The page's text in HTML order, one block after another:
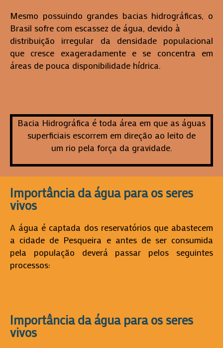
Mesmo possuindo grandes bacias hidrográficas, o
Brasil sofre com escassez de água, devido à
distribuição irregular da densidade populacional
que cresce exageradamente e se concentra em
áreas de pouca disponibilidade hídrica.
Bacia Hidrográfica é toda área em que as águas
superficiais escorrem em direção ao leito de
um rio pela força da gravidade.
Importância da água para os seres
vivos
A água é captada dos reservatórios que abastecem
a cidade de Pesqueira e antes de ser consumida
pela população deverá passar pelos seguintes
processos:
Importância da água para os seres
vivos